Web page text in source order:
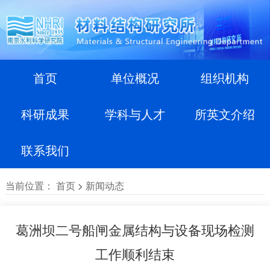
首页 单位概况 组织机构
科研成果 学科与人才 所英文介绍
联系我们
当前位置： 首页> 新闻动态
葛洲坝二号船闸金属结构与设备现场检测
工作顺利结束